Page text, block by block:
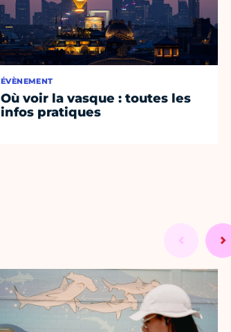
ÉVÈNEMENT
Où voir la vasque : toutes les
infos pratiques